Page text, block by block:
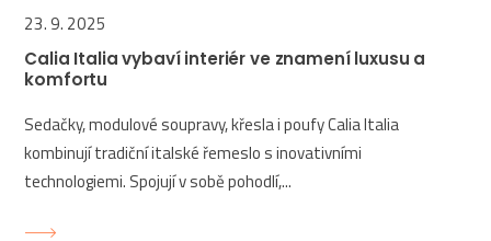
23. 9. 2025
Calia Italia vybaví interiér ve znamení luxusu a
komfortu
Sedačky, modulové soupravy, křesla i poufy Calia Italia
kombinují tradiční italské řemeslo s inovativními
technologiemi. Spojují v sobě pohodlí,...